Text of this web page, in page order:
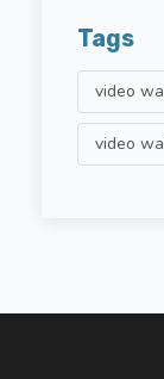
Tags
video
video